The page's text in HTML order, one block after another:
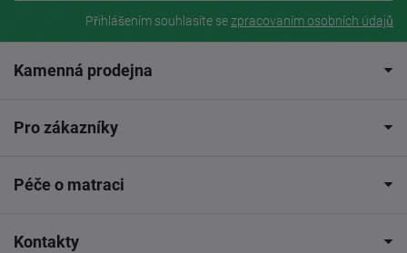
Přihlášením souhlasíte sezpracovaním osobních údajů
Kamenná prodejna
Pro zákazníky
Péče o matraci
Kontakty